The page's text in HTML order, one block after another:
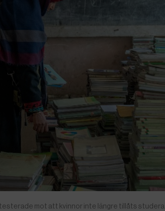
mot att kvinnor inte längre tillåts